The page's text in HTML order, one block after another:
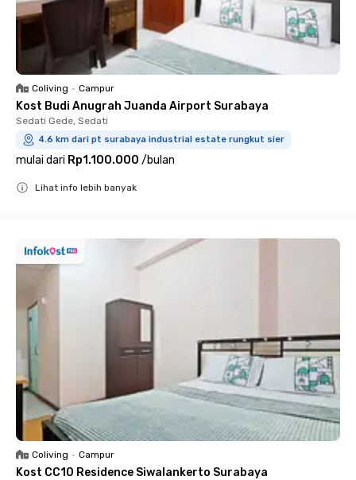
Coliving • Campur
Kost Budi Anugrah Juanda Airport Surabaya
Sedati Gede, Sedati
4.6 km dari pt surabaya industrial estate rungkut sier
mulai dari Rp1.100.000 /bulan
Lihat info lebih banyak
Coliving • Campur
Kost CC10 Residence Siwalankerto Surabaya